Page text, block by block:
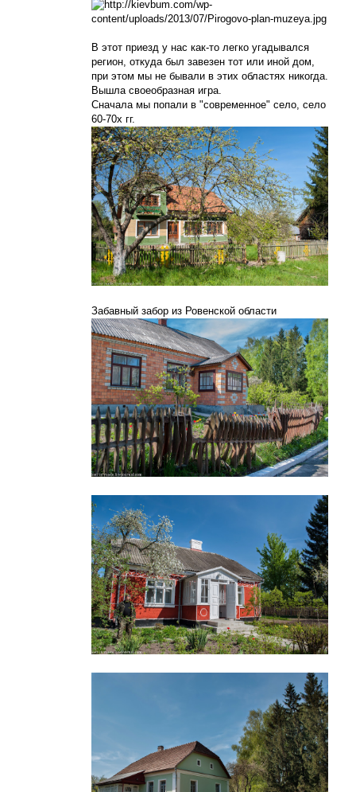
В этот приезд у нас как-то легко угадывался
регион, откуда был завезен тот или иной дом,
при этом мы не бывали в этих областях никогда.
Вышла своеобразная игра.
Сначала мы попали в "современное" село, село
60-70х гг.
Забавный забор из Ровенской области